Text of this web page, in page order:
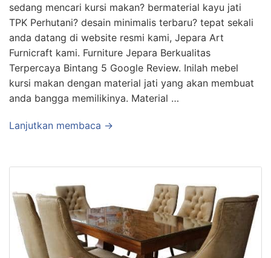
sedang mencari kursi makan? bermaterial kayu jati
TPK Perhutani? desain minimalis terbaru? tepat sekali
anda datang di website resmi kami, Jepara Art
Furnicraft kami. Furniture Jepara Berkualitas
Terpercaya Bintang 5 Google Review. Inilah mebel
kursi makan dengan material jati yang akan membuat
anda bangga memilikinya. Material …
Lanjutkan membaca →